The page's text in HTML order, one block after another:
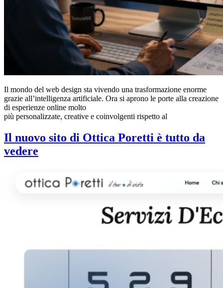
Il mondo del web design sta vivendo una trasformazione enorme
grazie all’intelligenza artificiale. Ora si aprono le porte alla creazione
di esperienze online molto
più personalizzate, creative e coinvolgenti rispetto al
Il nuovo sito di Ottica Poretti è tutto da
vedere